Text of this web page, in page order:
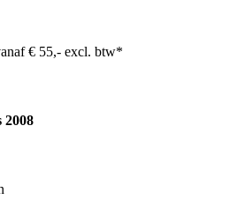
€ 55,- excl. btw*
2008